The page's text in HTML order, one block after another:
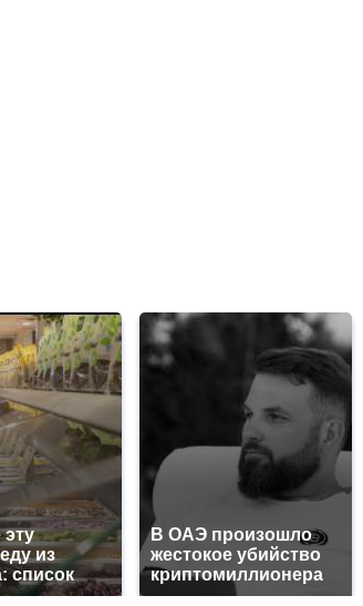
из
список
В ОАЭ произошло
жестокое убийство
криптомиллионера